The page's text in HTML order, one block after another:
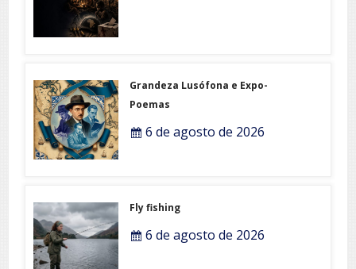
Grandeza Lusófona e Expo-
Poemas
6 de agosto de 2026
Fly fishing
6 de agosto de 2026